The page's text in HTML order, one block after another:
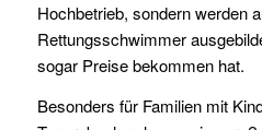
Hochbetrieb, sondern werden
Rettungsschwimmer
sogar Preise bekommen hat.
Besonders für Familien mit